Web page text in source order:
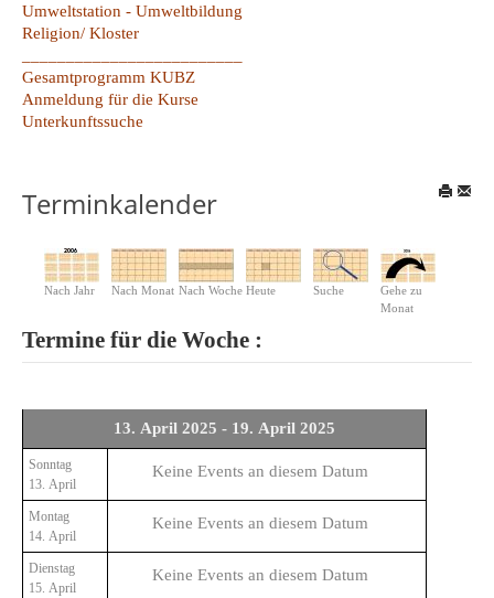
Umweltstation - Umweltbildung
Religion/ Kloster
Gesamtprogramm KUBZ
Anmeldung für die Kurse
Unterkunftssuche
Terminkalender
Nach Jahr Nach Monat Nach Woche Heute Suche
Gehe zu
Monat
Termine für die Woche :
13. April 2025 - 19. April 2025
Sonntag
13. April
Keine Events an diesem Datum
Montag
14. April
Keine Events an diesem Datum
Dienstag
15. April
Keine Events an diesem Datum